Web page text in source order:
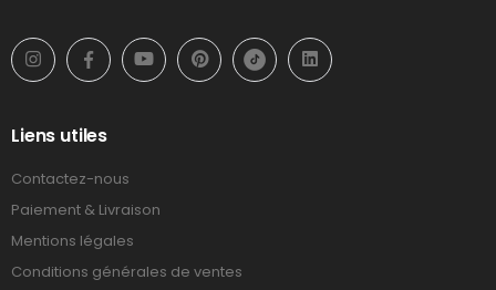
Liens utiles
Contactez-nous
Paiement & Livraison
Mentions légales
Conditions générales de ventes